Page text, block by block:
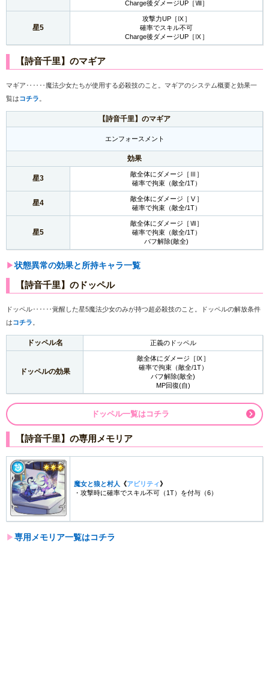
Charge後ダメージUP［Ⅷ］
星5
攻撃力UP［Ⅸ］
確率でスキル不可
Charge後ダメージUP［Ⅸ］
【詩音千里】のマギア
マギア‥‥‥魔法少女たちが使用する必殺技のこと。マギアのシステム概要と効果一
覧はコチラ
【詩音千里】のマギア
エンフォースメント
効果
星3
敵全体にダメージ［Ⅲ］
確率で拘束（敵全/1T）
星4
敵全体にダメージ［Ⅴ］
確率で拘束（敵全/1T）
星5
敵全体にダメージ［Ⅶ］
確率で拘束（敵全/1T）
バフ解除(敵全)
▶︎状態異常の効果と所持キャラ一覧
【詩音千里】のドッペル
ドッペル‥‥‥覚醒した星5魔法少女のみが持つ超必殺技のこと。ドッペルの解放条件
はコチラ
ドッペル名 正義のドッペル
ドッペルの効果
敵全体にダメージ［Ⅸ］
確率で拘束（敵全/1T）
バフ解除(敵全)
MP回復(自)
ドッペル一覧はコチラ
【詩音千里】の専用メモリア
魔女と狼と村人 《アビリティ》
・攻撃時に確率でスキル不可（1T）を付与（6）
▶︎専用メモリア一覧はコチラ